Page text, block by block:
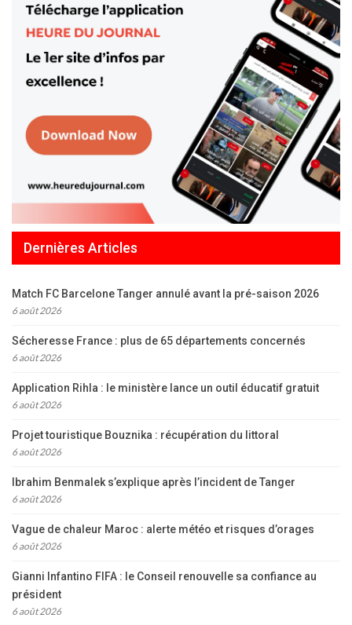
Dernières Articles
Match FC Barcelone Tanger annulé avant la pré-saison 2026
6 août 2026
Sécheresse France : plus de 65 départements concernés
6 août 2026
Application Rihla : le ministère lance un outil éducatif gratuit
6 août 2026
Projet touristique Bouznika : récupération du littoral
6 août 2026
Ibrahim Benmalek s’explique après l’incident de Tanger
6 août 2026
Vague de chaleur Maroc : alerte météo et risques d’orages
6 août 2026
Gianni Infantino FIFA : le Conseil renouvelle sa confiance au
président
6 août 2026